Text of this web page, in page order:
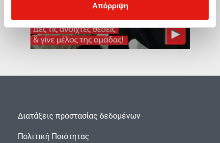
Απόρριψη
Διατάξεις προστασίας δεδομένων
Πολιτική Ποιότητας